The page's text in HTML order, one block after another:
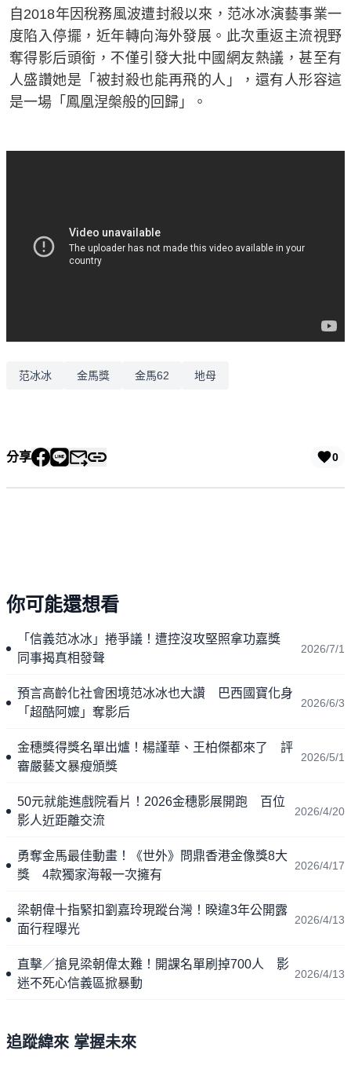
自2018年因稅務風波遭封殺以來，范冰冰演藝事業一
度陷入停擺，近年轉向海外發展。此次重返主流視野
奪得影后頭銜，不僅引發大批中國網友熱議，甚至有
人盛讚她是「被封殺也能再飛的人」，還有人形容這
是一場「鳳凰涅槃般的回歸」。
范冰冰 金馬獎 金馬62 地母
分享 0
你可能還想看
「信義范冰冰」捲爭議！遭控沒攻堅照拿功嘉獎
同事揭真相發聲
2026/7/1
預言高齡化社會困境范冰冰也大讚 巴西國寶化身
「超酷阿嬤」奪影后
2026/6/3
金穗獎得獎名單出爐！楊謹華、王柏傑都來了 評
審嚴藝文暴瘦頒獎
2026/5/1
50元就能進戲院看片！2026金穗影展開跑 百位
影人近距離交流
2026/4/20
勇奪金馬最佳動畫！《世外》問鼎香港金像獎8大
獎 4款獨家海報一次擁有
2026/4/17
梁朝偉十指緊扣劉嘉玲現蹤台灣！睽違3年公開露
面行程曝光
2026/4/13
直擊／搶見梁朝偉太難！開課名單刷掉700人 影
迷不死心信義區掀暴動
2026/4/13
追蹤緯來 掌握未來